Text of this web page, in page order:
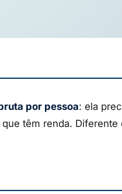
por pessoa: ela
têm renda.